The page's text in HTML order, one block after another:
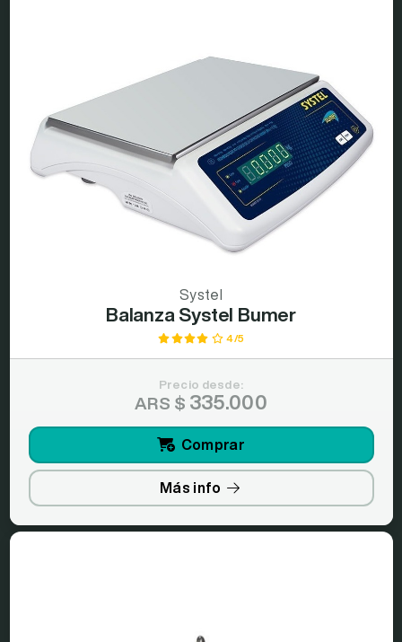
Systel
Balanza Systel Bumer
4/5
Precio desde:
ARS $ 335.000
Comprar
Más info